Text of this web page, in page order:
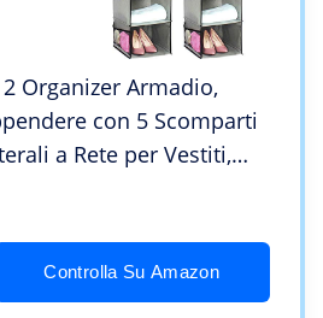
Organizer Armadio,
con 5 Scomparti
a Rete per Vestiti,
Armadio da 30
Controlla Su Amazon